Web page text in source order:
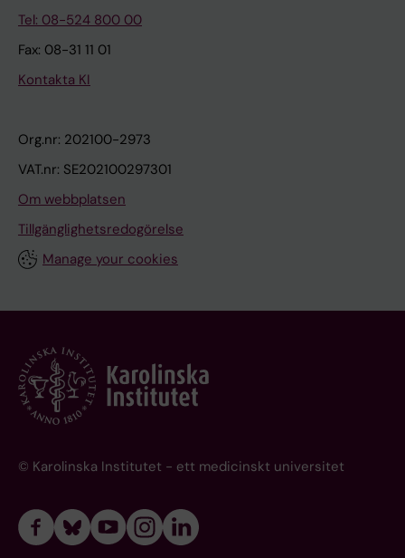
Tel: 08-524 800 00
Fax: 08-31 11 01
Kontakta KI
Org.nr: 202100-2973
VAT.nr: SE202100297301
Om webbplatsen
Tillgänglighetsredogörelse
Manage your cookies
© Karolinska Institutet - ett medicinskt universitet